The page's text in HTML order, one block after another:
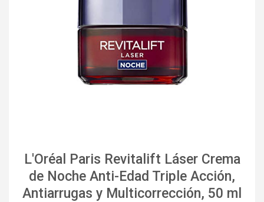
L'Oréal Paris Revitalift Láser Crema
de Noche Anti-Edad Triple Acción,
Antiarrugas y Multicorrección, 50 ml